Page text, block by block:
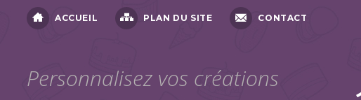
ACCUEIL PLAN DU SITE CONTACT
Personnalisez vos créations